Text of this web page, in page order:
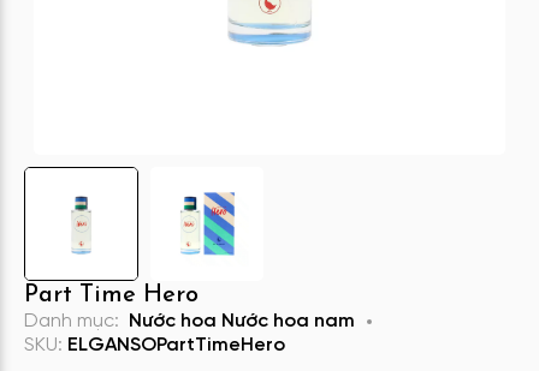
Part Time Hero
Danh mục: Nước hoa Nước hoa nam
SKU: ELGANSOPartTimeHero